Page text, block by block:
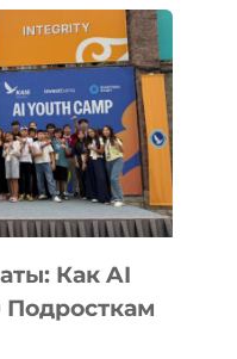
Как AI
Подросткам